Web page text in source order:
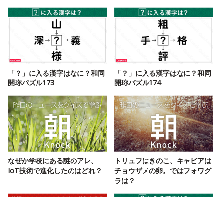
「？」に入る漢字はなに？和同
開珎パズル173
「？」に入る漢字はなに？和同
開珎パズル174
なぜか学校にある謎のアレ、
IoT技術で進化したのはどれ？
トリュフはきのこ、キャビアは
チョウザメの卵。ではフォワグ
ラは？